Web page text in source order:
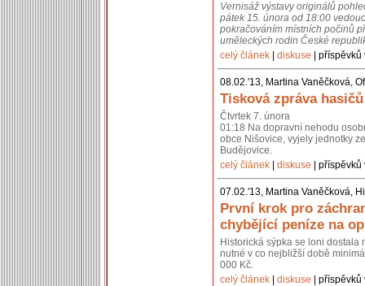
Vernisáž výstavy originálů
pátek 15. února od 18:00
pokračováním místních počinů
uměleckých rodin České
celý článek
diskuse |
08.02.'13, Martina Vaněčková,
Tisková zpráva
Čtvrtek 7. února
01:18 Na dopravní nehodu
obce Nišovice, vyjely jednotky
Budějovice.
celý článek
diskuse |
07.02.'13, Martina Vaněčková,
První krok pro
chybějící peníze na
Historická sýpka se loni
nutné v co nejbližší době
000 Kč.
celý článek
diskuse |